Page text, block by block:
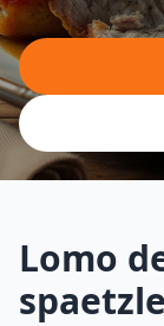
Lomo